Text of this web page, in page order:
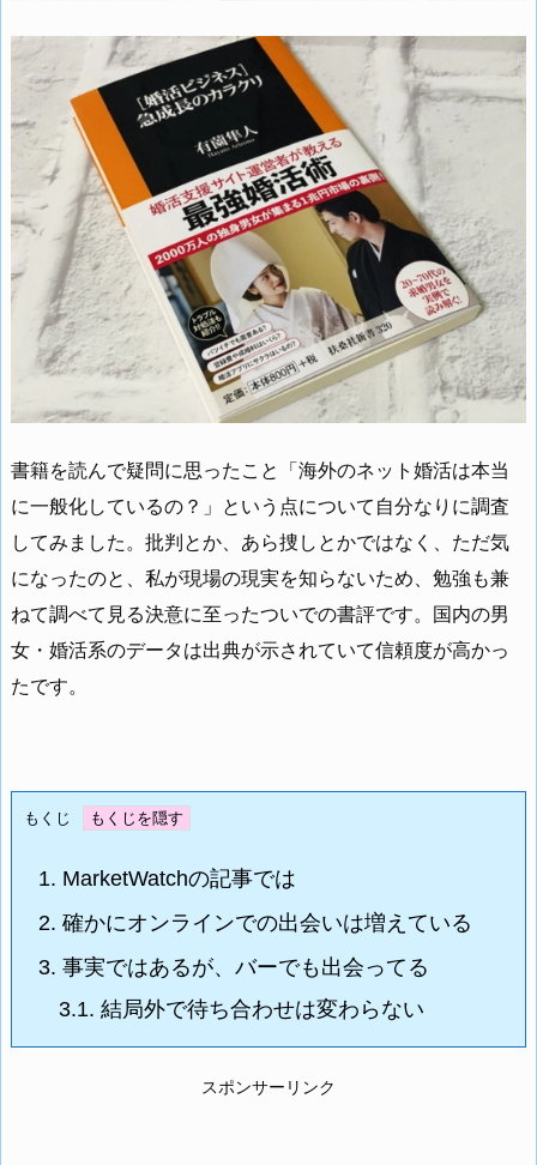
書籍を読んで疑問に思ったこと「海外のネット婚活は本当
に一般化しているの？」という点について自分なりに調査
してみました。批判とか、あら捜しとかではなく、ただ気
になったのと、私が現場の現実を知らないため、勉強も兼
ねて調べて見る決意に至ったついでの書評です。国内の男
女・婚活系のデータは出典が示されていて信頼度が高かっ
たです。
もくじ
1. MarketWatchの記事では
2. 確かにオンラインでの出会いは増えている
3. 事実ではあるが、バーでも出会ってる
3.1. 結局外で待ち合わせは変わらない
スポンサーリンク